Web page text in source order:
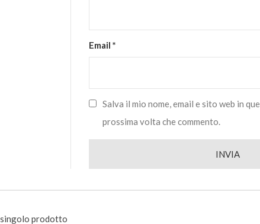
Email*
Salva il mio nome, email e sito web in
prossima volta che commento.
prodotto